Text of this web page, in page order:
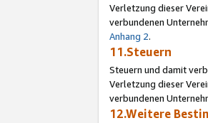
Verletzung dieser
verbundenen
Anhang 2.
11.Steuern
Steuern und damit
Verletzung dieser
verbundenen
12.Weitere